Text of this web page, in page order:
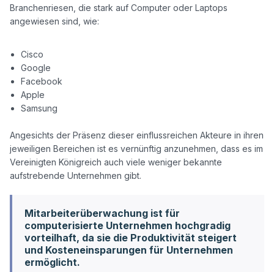
Branchenriesen, die stark auf Computer oder Laptops
angewiesen sind, wie:
Cisco
Google
Facebook
Apple
Samsung
Angesichts der Präsenz dieser einflussreichen Akteure in ihren
jeweiligen Bereichen ist es vernünftig anzunehmen, dass es im
Vereinigten Königreich auch viele weniger bekannte
Mitarbeiterüberwachung ist für
computerisierte Unternehmen hochgradig
vorteilhaft, da sie die Produktivität steigert
und Kosteneinsparungen für Unternehmen
ermöglicht.